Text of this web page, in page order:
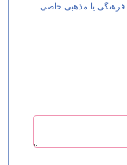
یا مذهبی خاصی